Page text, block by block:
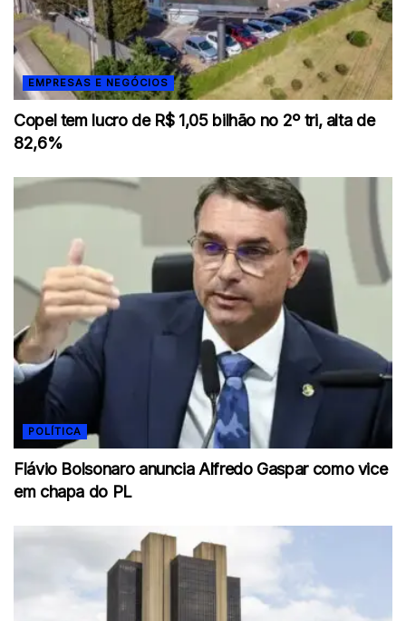
EMPRESAS E NEGÓCIOS
Copel tem lucro de R$ 1,05 bilhão no 2º tri, alta de
82,6%
POLÍTICA
Flávio Bolsonaro anuncia Alfredo Gaspar como vice
em chapa do PL